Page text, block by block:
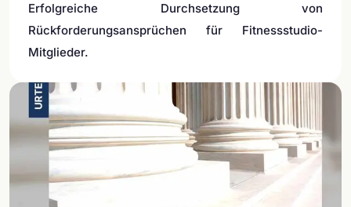
Erfolgreiche Durchsetzung von
Rückforderungsansprüchen für Fitnessstudio-
Mitglieder.